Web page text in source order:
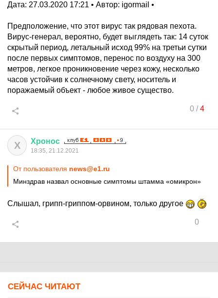
Дата: 27.03.2020 17:21 • Автор: igormail •
Предположение, что этот вирус так рядовая пехота.
Вирус-генерал, вероятно, будет выглядеть так: 14 суток
скрытый период, летальный исход 99% на третьи сутки
после первых симптомов, перенос по воздуху на 300
метров, легкое проникновение через кожу, несколько
часов устойчив к солнечному свету, носитель и
поражаемый объект - любое живое существо.
0/4
Х Хронос
18:35, 21.12.2021
От пользователя news@e1.ru
Минздрав назвал основные симптомы штамма «омикрон»
Слышал, грипп-гриппом-орвином, только другое
0
СЕЙЧАС ЧИТАЮТ